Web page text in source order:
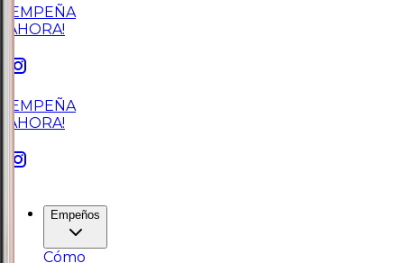
¡EMPEÑA
AHORA!
¡EMPEÑA
AHORA!
Empeños
Cómo